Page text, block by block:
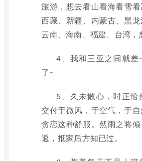
旅游，想去看山看海看雪
西藏、新疆、内蒙古、黑龙
云南、海南、福建、台湾
4、我和三亚之间就差
了~
5、久未散心，时正恰
交付于微风，于空气，于
贪恋这种舒服。然雨之将
返，抵家后方知已过。